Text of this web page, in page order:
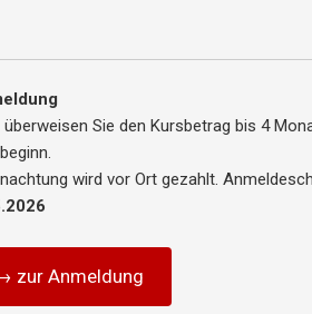
überweisen Sie den Kursbetrag bis 4
wird vor Ort gezahlt.
zur Anmeldung